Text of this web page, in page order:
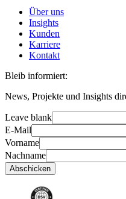
Über uns
Insights
Kunden
Karriere
Kontakt
Bleib informiert:
News, Projekte und Insights
Leave blank
E-Mail
Vorname
Nachname
Abschicken